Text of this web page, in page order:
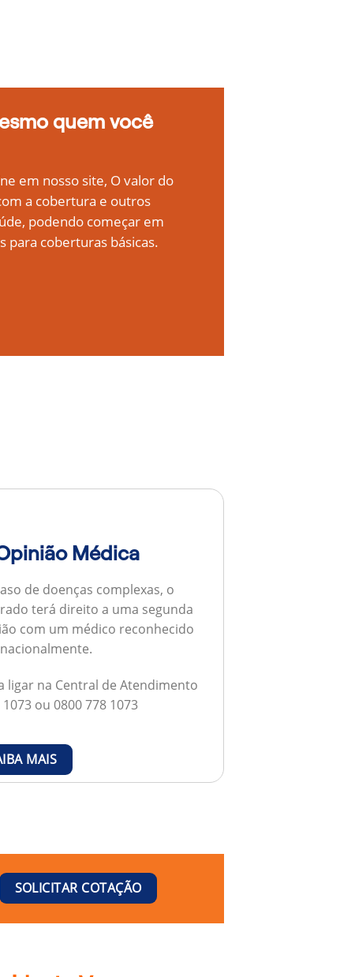
quem você
em nosso site, O valor do
a cobertura e outros
podendo começar em
para coberturas básicas.
Médica
de doenças complexas, o
terá direito a uma segunda
com um médico reconhecido
ligar na Central de Atendimento
ou 0800 778 1073
MAIS
SOLICITAR COTAÇÃO